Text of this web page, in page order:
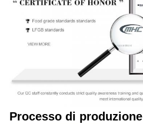
Processo di produzione